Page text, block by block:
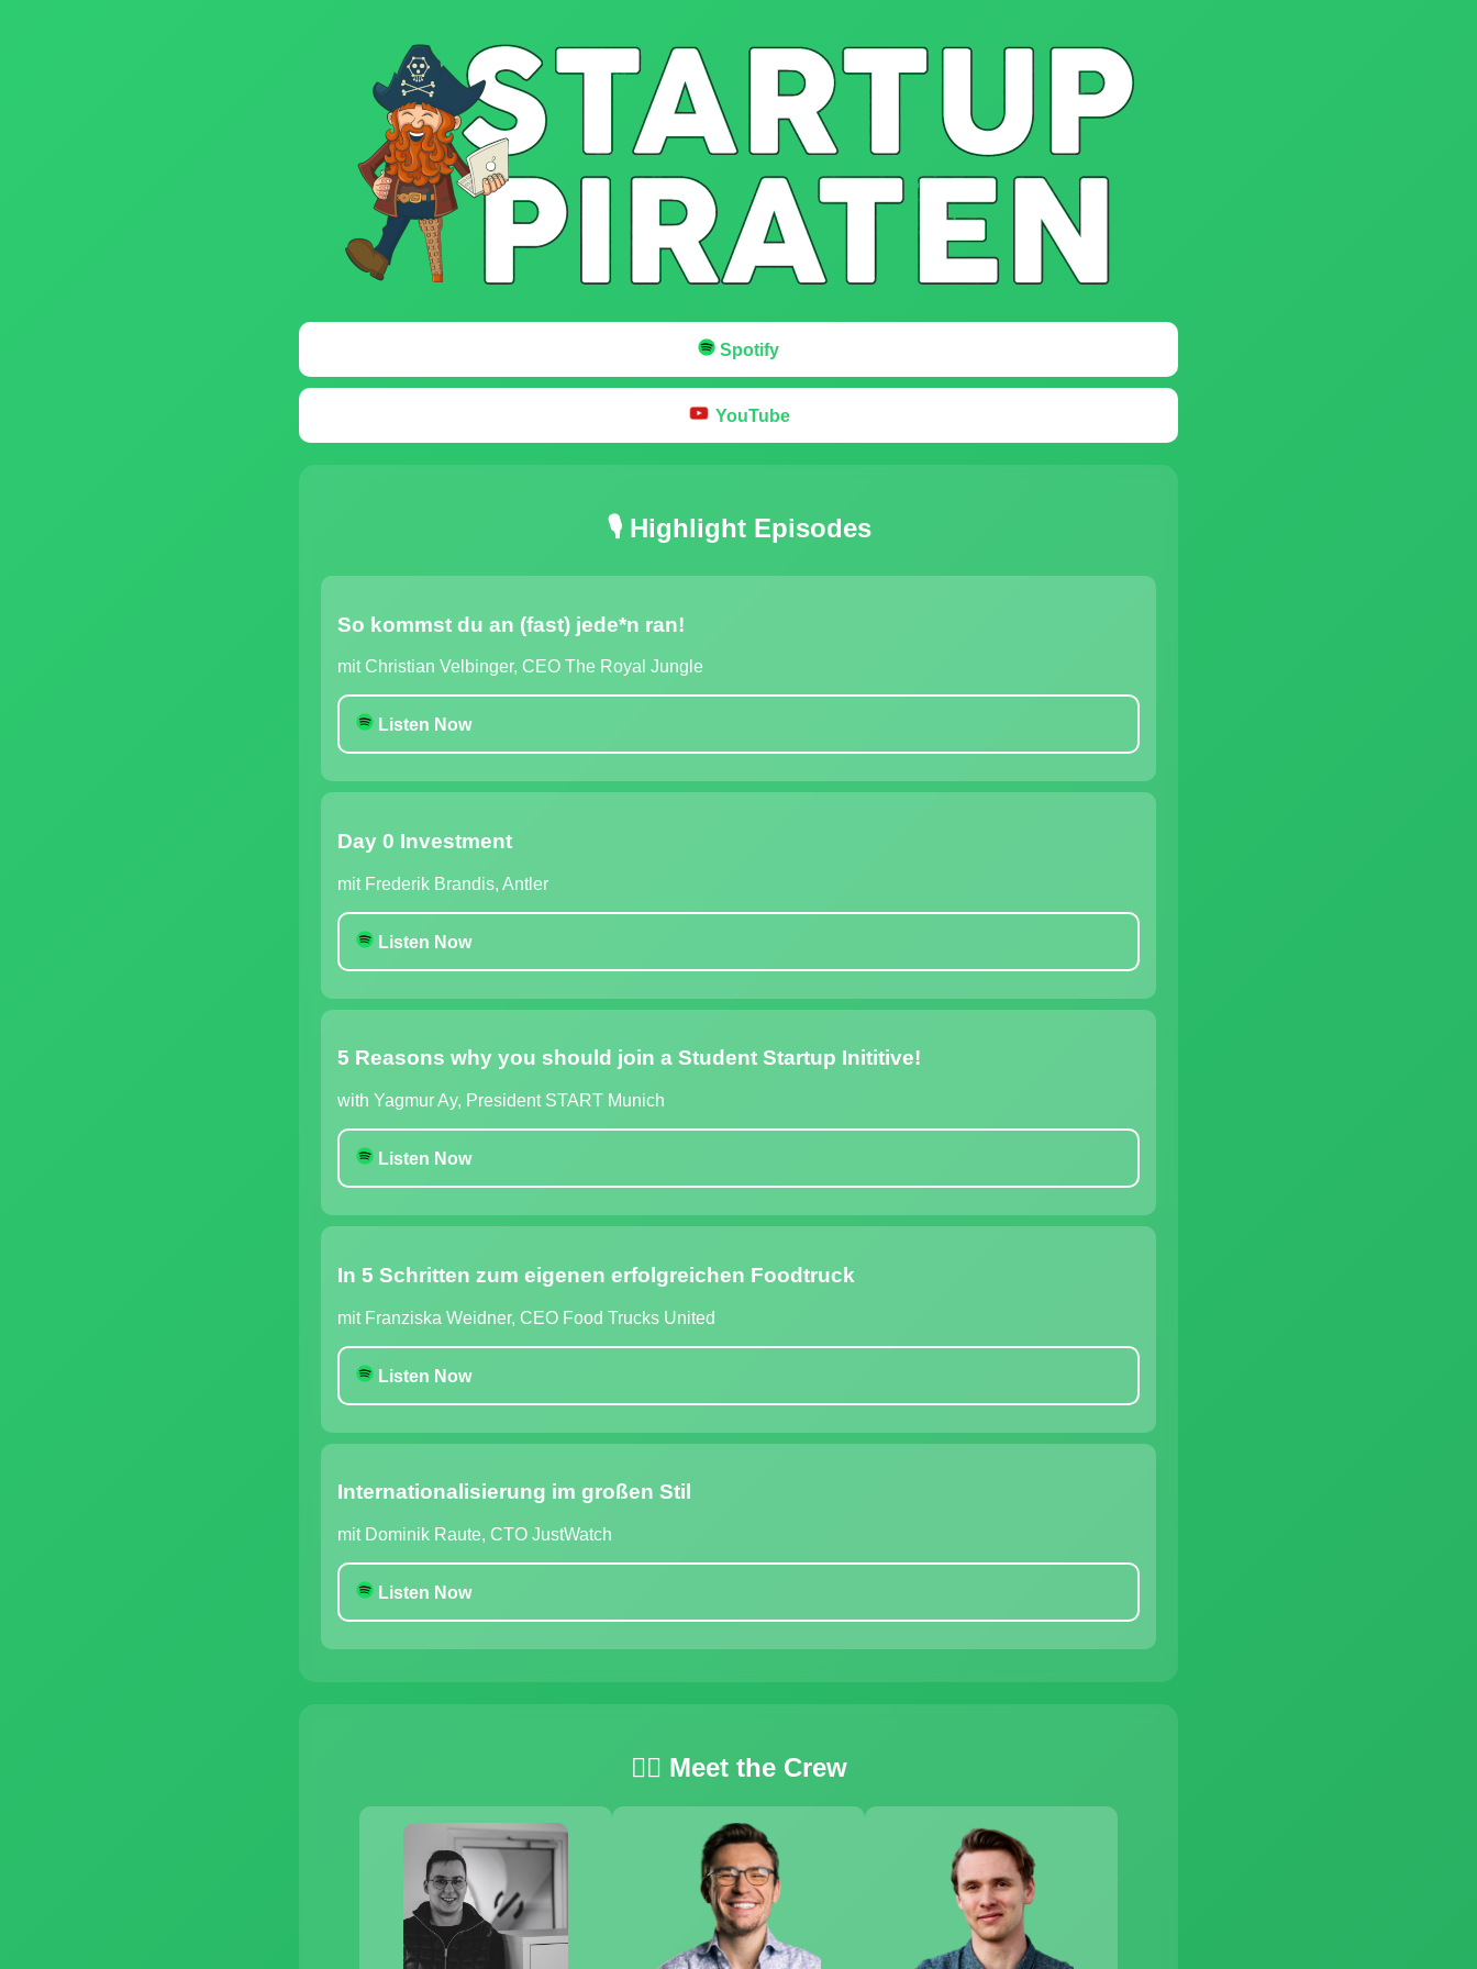
Spotify
YouTube
🎙️ Highlight Episodes
So kommst du an (fast) jede*n ran!
mit Christian Velbinger, CEO The Royal Jungle
Listen Now
Day 0 Investment
mit Frederik Brandis, Antler
Listen Now
5 Reasons why you should join a Student Startup Inititive!
with Yagmur Ay, President START Munich
Listen Now
In 5 Schritten zum eigenen erfolgreichen Foodtruck
mit Franziska Weidner, CEO Food Trucks United
Listen Now
Internationalisierung im großen Stil
mit Dominik Raute, CTO JustWatch
Listen Now
🏴‍☠️ Meet the Crew